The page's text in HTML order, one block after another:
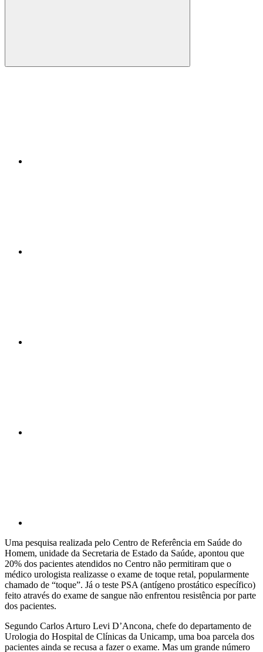
Compartilhar
Uma pesquisa realizada pelo Centro de Referência em Saúde do
Homem, unidade da Secretaria de Estado da Saúde, apontou que
20% dos pacientes atendidos no Centro não permitiram que o
médico urologista realizasse o exame de toque retal, popularmente
chamado de “toque”. Já o teste PSA (antígeno prostático específico)
feito através do exame de sangue não enfrentou resistência por parte
dos pacientes.
Segundo Carlos Arturo Levi D’Ancona, chefe do departamento de
Urologia do Hospital de Clínicas da Unicamp, uma boa parcela dos
pacientes ainda se recusa a fazer o exame. Mas um grande número